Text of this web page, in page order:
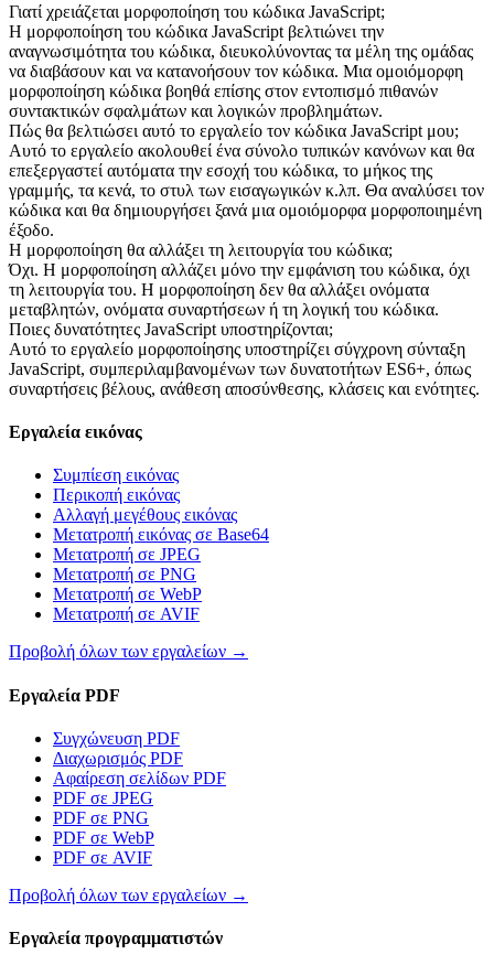
Γιατί χρειάζεται μορφοποίηση του κώδικα JavaScript;
Η μορφοποίηση του κώδικα JavaScript βελτιώνει την
αναγνωσιμότητα του κώδικα, διευκολύνοντας τα μέλη της ομάδας
να διαβάσουν και να κατανοήσουν τον κώδικα. Μια ομοιόμορφη
μορφοποίηση κώδικα βοηθά επίσης στον εντοπισμό πιθανών
συντακτικών σφαλμάτων και λογικών προβλημάτων.
Πώς θα βελτιώσει αυτό το εργαλείο τον κώδικα JavaScript μου;
Αυτό το εργαλείο ακολουθεί ένα σύνολο τυπικών κανόνων και θα
επεξεργαστεί αυτόματα την εσοχή του κώδικα, το μήκος της
γραμμής, τα κενά, το στυλ των εισαγωγικών κ.λπ. Θα αναλύσει τον
κώδικα και θα δημιουργήσει ξανά μια ομοιόμορφα μορφοποιημένη
έξοδο.
Η μορφοποίηση θα αλλάξει τη λειτουργία του κώδικα;
Όχι. Η μορφοποίηση αλλάζει μόνο την εμφάνιση του κώδικα, όχι
τη λειτουργία του. Η μορφοποίηση δεν θα αλλάξει ονόματα
μεταβλητών, ονόματα συναρτήσεων ή τη λογική του κώδικα.
Ποιες δυνατότητες JavaScript υποστηρίζονται;
Αυτό το εργαλείο μορφοποίησης υποστηρίζει σύγχρονη σύνταξη
JavaScript, συμπεριλαμβανομένων των δυνατοτήτων ES6+, όπως
συναρτήσεις βέλους, ανάθεση αποσύνθεσης, κλάσεις και ενότητες.
Εργαλεία εικόνας
Συμπίεση εικόνας
Περικοπή εικόνας
Αλλαγή μεγέθους εικόνας
Μετατροπή εικόνας σε Base64
Μετατροπή σε JPEG
Μετατροπή σε PNG
Μετατροπή σε WebP
Μετατροπή σε AVIF
Προβολή όλων των εργαλείων →
Εργαλεία PDF
Συγχώνευση PDF
Διαχωρισμός PDF
Αφαίρεση σελίδων PDF
PDF σε JPEG
PDF σε PNG
PDF σε WebP
PDF σε AVIF
Προβολή όλων των εργαλείων →
Εργαλεία προγραμματιστών